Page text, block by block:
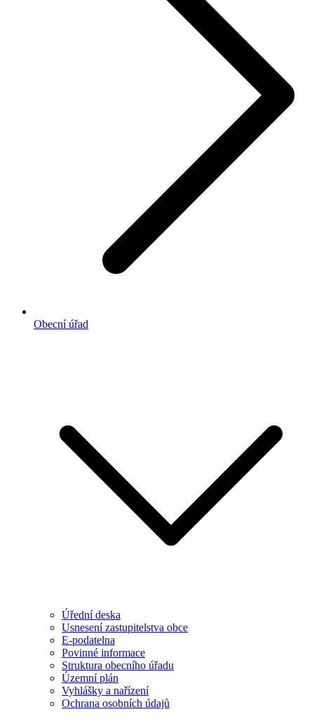
Obecní úřad
Úřední deska
Usnesení zastupitelstva obce
E-podatelna
Povinné informace
Struktura obecního úřadu
Územní plán
Vyhlášky a nařízení
Ochrana osobních údajů